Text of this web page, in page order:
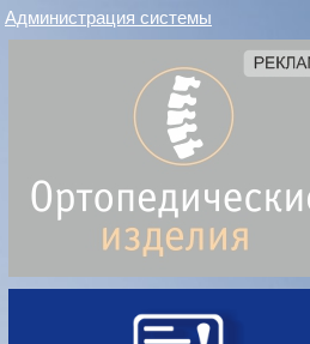
Администрация системы